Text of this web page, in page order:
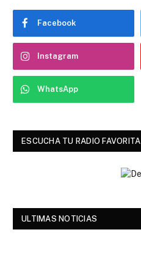
Facebook
Instagram
WhatsApp
ESCUCHA TU RADIO FAVORITA
ULTIMAS NOTICIAS